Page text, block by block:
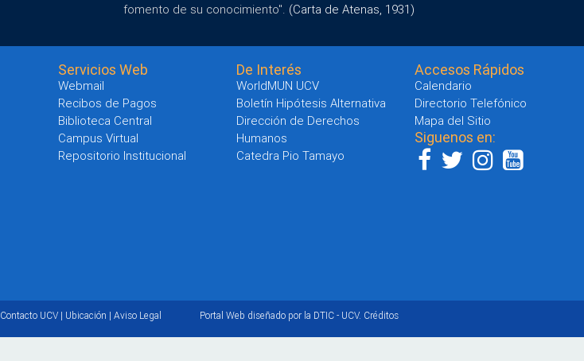
fomento de su conocimiento". (Carta de Atenas, 1931)
Servicios Web
Webmail
Recibos de Pagos
Biblioteca Central
Campus Virtual
Repositorio Institucional
De Interés
WorldMUN UCV
Boletín Hipótesis Alternativa
Dirección de Derechos
Humanos
Catedra Pio Tamayo
Accesos Rápidos
Calendario
Directorio Telefónico
Mapa del Sitio
Siguenos en:
Contacto UCV| Ubicación | Aviso Legal Portal Web diseñado por la DTIC - UCV. Créditos